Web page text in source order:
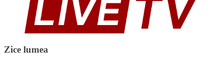
Zice lumea